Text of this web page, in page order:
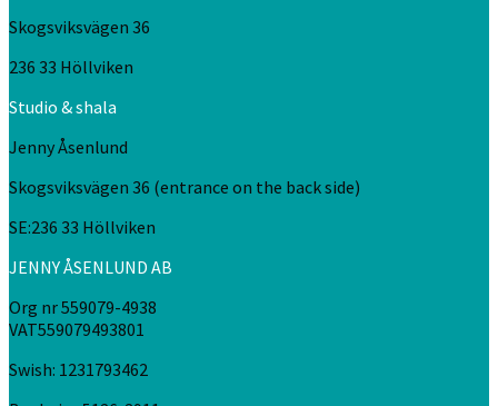
Skogsviksvägen 36
236 33 Höllviken
Studio & shala
Jenny Åsenlund
Skogsviksvägen 36 (entrance on the back side)
SE:236 33 Höllviken
JENNY ÅSENLUND AB
Org nr 559079-4938
VAT559079493801
Swish: 1231793462